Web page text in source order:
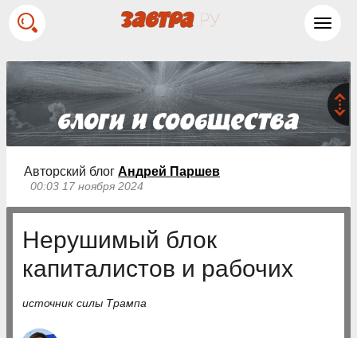
Авторский блог Андрей Паршев
00:03 17 ноября 2024
Нерушимый блок
капиталистов и рабочих
источник силы Трампа